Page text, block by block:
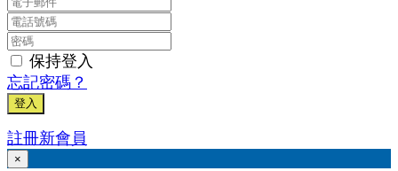
保持登入
忘記密碼？
登入
註冊新會員
×